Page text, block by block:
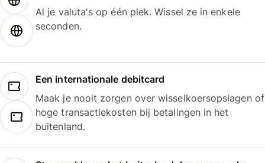
Al je valuta's op één plek. Wissel ze in enkele
seconden.
Een internationale debitcard
Maak je nooit zorgen over wisselkoersopslagen of
hoge transactiekosten bij betalingen in het
buitenland.